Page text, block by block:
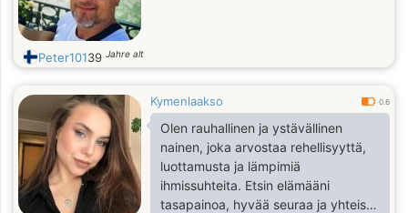
Peter10139 Jahre alt
Kymenlaakso 0.6
Olen rauhallinen ja ystävällinen
nainen, joka arvostaa rehellisyyttä,
luottamusta ja lämpimiä
ihmissuhteita. Etsin elämääni
tasapainoa, hyvää seuraa ja yhteistä